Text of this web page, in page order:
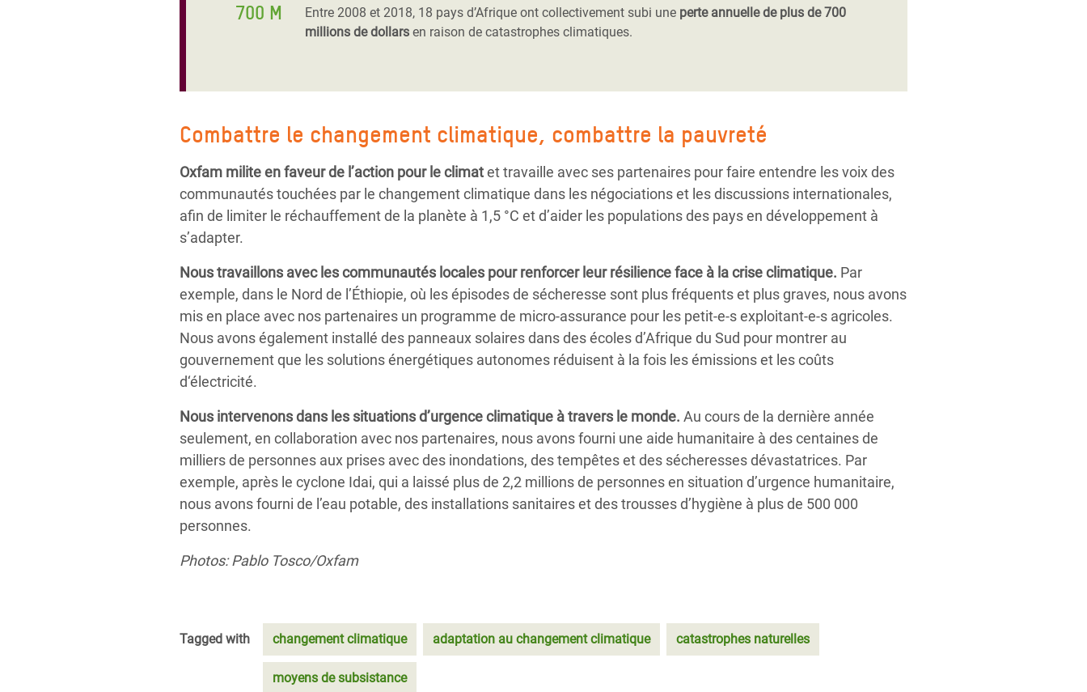
700 M Entre 2008 et 2018, 18 pays d’Afrique ont collectivement subi une perte annuelle de plus de 700
millions de dollars en raison de catastrophes climatiques.
Combattre le changement climatique, combattre la pauvreté
Oxfam milite en faveur de l’action pour le climatet travaille avec ses partenaires pour faire entendre les voix des
communautés touchées par le changement climatique dans les négociations et les discussions internationales,
afin de limiter le réchauffement de la planète à 1,5 °C et d’aider les populations des pays en développement à
s’adapter.
Nous travaillons avec les communautés locales pour renforcer leur résilienceface à la crise climatique. Par
exemple, dans le Nord de l’Éthiopie, où les épisodes de sécheresse sont plus fréquents et plus graves, nous avons
mis en place avec nos partenaires un programme de micro-assurance pour les petit-e-s exploitant-e-s agricoles.
Nous avons également installé des panneaux solaires dans des écoles d’Afrique du Sud pour montrer au
gouvernement que les solutions énergétiques autonomes réduisent à la fois les émissions et les coûts
d‘électricité.
Nous intervenons dans les situationsd’urgence climatique à travers le monde. Au cours de la dernière année
seulement, en collaboration avec nos partenaires, nous avons fourni une aide humanitaire à des centaines de
milliers de personnes aux prises avec des inondations, des tempêtes et des sécheresses dévastatrices. Par
exemple, après le cyclone Idai, qui a laissé plus de 2,2 millions de personnes en situation d’urgence humanitaire,
nous avons fourni de l’eau potable, des installations sanitaires et des trousses d’hygiène à plus de 500 000
personnes.
Photos: Pablo Tosco/Oxfam
Tagged with changement climatique adaptation au changement climatique catastrophes naturelles
moyens de subsistance